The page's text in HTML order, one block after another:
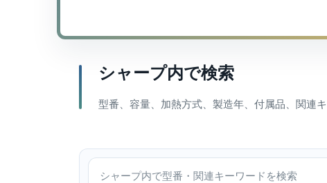
シャープ内で検索
型番、容量、加熱方式、製造年、付属品、関連
シャープ内で検索